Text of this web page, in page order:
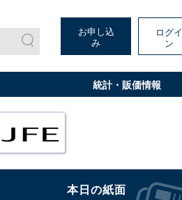
お申し込
み
ログイ
ン
統計・販価情報